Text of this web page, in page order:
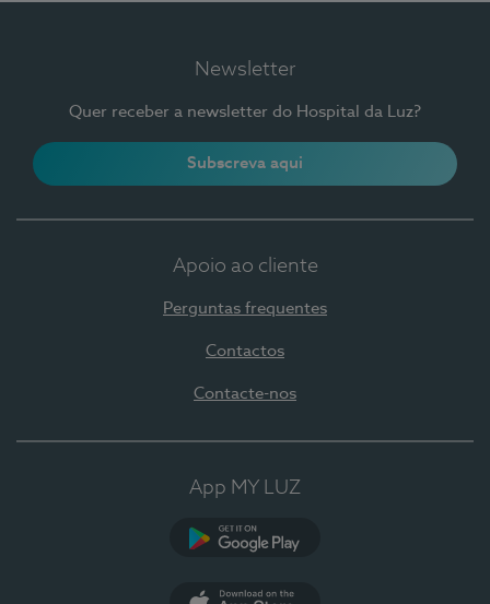
Newsletter
Quer receber a newsletter do Hospital da Luz?
Subscreva aqui
Apoio ao cliente
Perguntas frequentes
Contactos
Contacte-nos
App MY LUZ